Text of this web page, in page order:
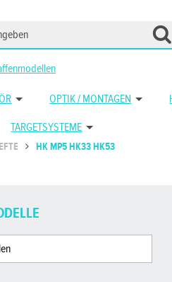
OPTIK / MONTAGEN
TARGETSYSTEME
HK MP5 HK33 HK53